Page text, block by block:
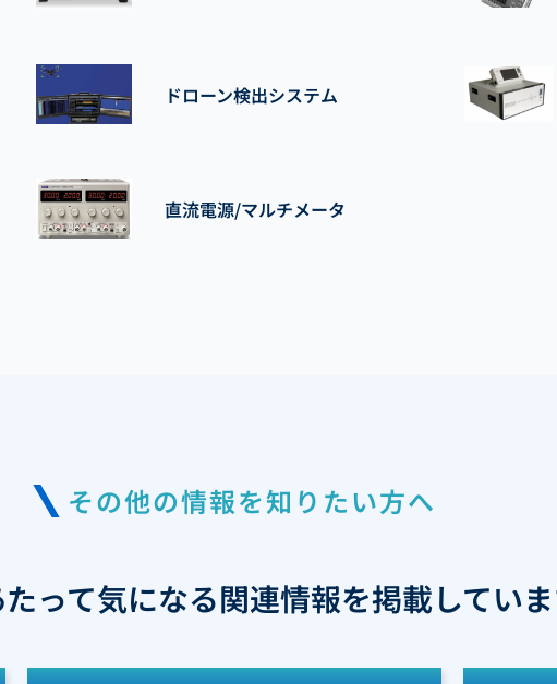
ドローン検出システム
直流電源/マルチメータ
その他の情報を知りたい方へ
って気になる関連情報を掲載してい